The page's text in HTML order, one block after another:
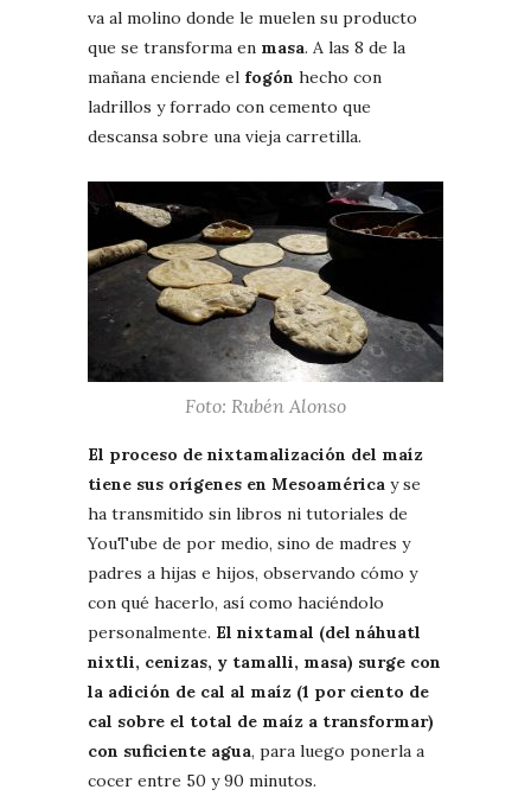
va al molino donde le muelen su producto
que se transforma en masa. A las 8 de la
mañana enciende el fogón hecho con
ladrillos y forrado con cemento que
descansa sobre una vieja carretilla.
Foto: Rubén Alonso
El proceso de nixtamalización del maíz
tiene sus orígenes en Mesoamérica y se
ha transmitido sin libros ni tutoriales de
YouTube de por medio, sino de madres y
padres a hijas e hijos, observando cómo y
con qué hacerlo, así como haciéndolo
personalmente. El nixtamal (del náhuatl
nixtli, cenizas, y tamalli, masa) surge con
la adición de cal al maíz (1 por ciento de
cal sobre el total de maíz a transformar)
con suficiente agua, para luego ponerla a
cocer entre 50 y 90 minutos.